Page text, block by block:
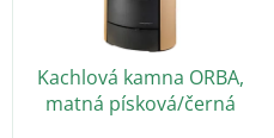
Kachlová kamna ORBA,
matná písková/černá